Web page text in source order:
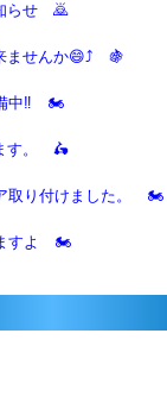
らせ 🙇‍
ませんか😄⤴️ 🍇
中‼️ 🏍️
す。 🛵
取り付けました。 🏍️
すよ 🏍️